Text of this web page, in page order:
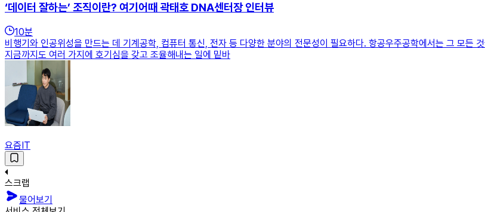
‘데이터 잘하는’ 조직이란? 여기어때 곽태호 DNA센터장 인터뷰
10분
비행기와 인공위성을 만드는 데 기계공학, 컴퓨터 통신, 전자 등 다양한 분야의 전문성이 필요하다. 항공우주공학에서는 그 모든
지금까지도 여러 가지에 호기심을 갖고 조율해내는 일에 밑바
요즘IT
스크랩
물어보기